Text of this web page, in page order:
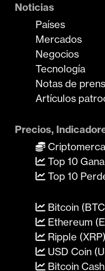
Noticias
Países
Mercados
Negocios
Tecnología
Notas de
Artículos
Precios,
Top 10
Top 10
Bitcoin
Ethereum
Ripple (XRP)
USD Coin
Bitcoin